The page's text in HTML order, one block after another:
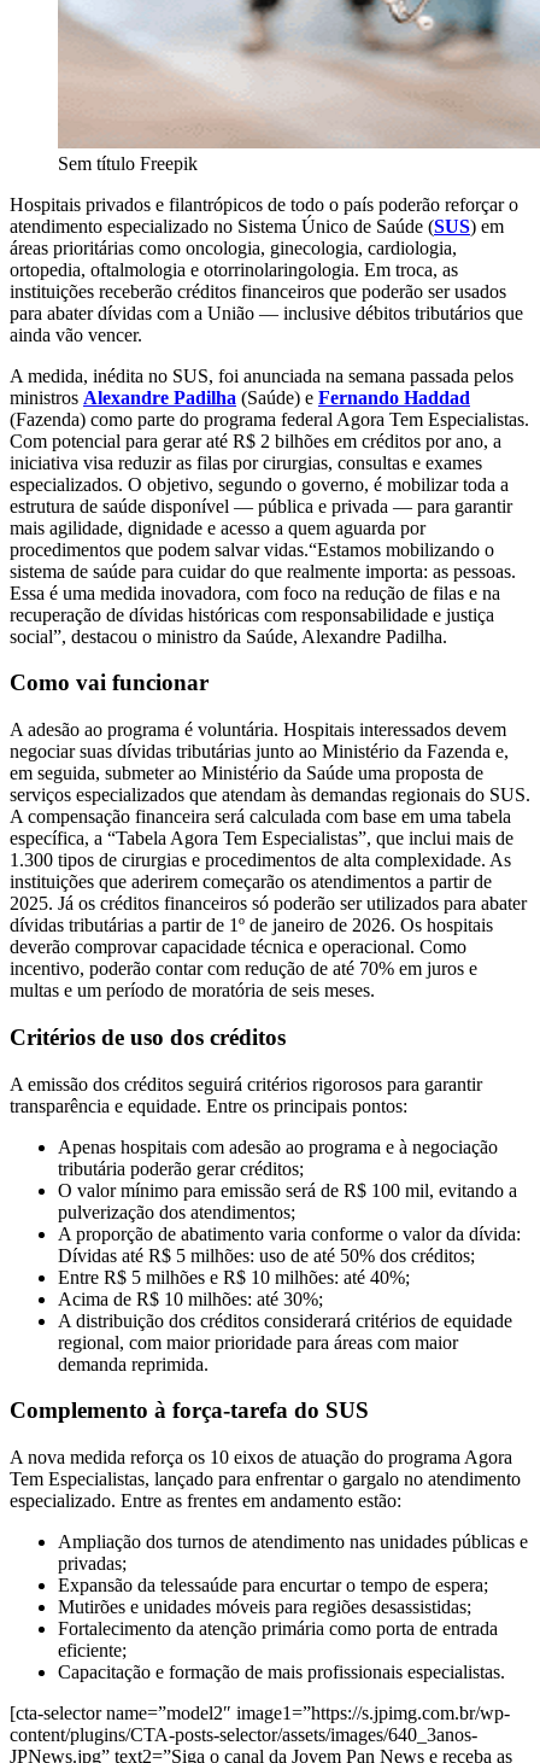
Sem título Freepik
Hospitais privados e filantrópicos de todo o país poderão reforçar o
atendimento especializado no Sistema Único de Saúde (SUS) em
áreas prioritárias como oncologia, ginecologia, cardiologia,
ortopedia, oftalmologia e otorrinolaringologia. Em troca, as
instituições receberão créditos financeiros que poderão ser usados
para abater dívidas com a União — inclusive débitos tributários que
ainda vão vencer.
A medida, inédita no SUS, foi anunciada na semana passada pelos
ministros Alexandre Padilha (Saúde) e Fernando Haddad
(Fazenda) como parte do programa federal Agora Tem Especialistas.
Com potencial para gerar até R$ 2 bilhões em créditos por ano, a
iniciativa visa reduzir as filas por cirurgias, consultas e exames
especializados. O objetivo, segundo o governo, é mobilizar toda a
estrutura de saúde disponível — pública e privada — para garantir
mais agilidade, dignidade e acesso a quem aguarda por
procedimentos que podem salvar vidas.“Estamos mobilizando o
sistema de saúde para cuidar do que realmente importa: as pessoas.
Essa é uma medida inovadora, com foco na redução de filas e na
recuperação de dívidas históricas com responsabilidade e justiça
social”, destacou o ministro da Saúde, Alexandre Padilha.
Como vai funcionar
A adesão ao programa é voluntária. Hospitais interessados devem
negociar suas dívidas tributárias junto ao Ministério da Fazenda e,
em seguida, submeter ao Ministério da Saúde uma proposta de
serviços especializados que atendam às demandas regionais do SUS.
A compensação financeira será calculada com base em uma tabela
específica, a “Tabela Agora Tem Especialistas”, que inclui mais de
1.300 tipos de cirurgias e procedimentos de alta complexidade. As
instituições que aderirem começarão os atendimentos a partir de
2025. Já os créditos financeiros só poderão ser utilizados para abater
dívidas tributárias a partir de 1º de janeiro de 2026. Os hospitais
deverão comprovar capacidade técnica e operacional. Como
incentivo, poderão contar com redução de até 70% em juros e
multas e um período de moratória de seis meses.
Critérios de uso dos créditos
A emissão dos créditos seguirá critérios rigorosos para garantir
transparência e equidade. Entre os principais pontos:
Apenas hospitais com adesão ao programa e à negociação
tributária poderão gerar créditos;
O valor mínimo para emissão será de R$ 100 mil, evitando a
pulverização dos atendimentos;
A proporção de abatimento varia conforme o valor da dívida:
Dívidas até R$ 5 milhões: uso de até 50% dos créditos;
Entre R$ 5 milhões e R$ 10 milhões: até 40%;
Acima de R$ 10 milhões: até 30%;
A distribuição dos créditos considerará critérios de equidade
regional, com maior prioridade para áreas com maior
demanda reprimida.
Complemento à força-tarefa do SUS
A nova medida reforça os 10 eixos de atuação do programa Agora
Tem Especialistas, lançado para enfrentar o gargalo no atendimento
especializado. Entre as frentes em andamento estão:
Ampliação dos turnos de atendimento nas unidades públicas e
privadas;
Expansão da telessaúde para encurtar o tempo de espera;
Mutirões e unidades móveis para regiões desassistidas;
Fortalecimento da atenção primária como porta de entrada
eficiente;
Capacitação e formação de mais profissionais especialistas.
[cta-selector name=”model2″ image1=”https://s.jpimg.com.br/wp-
content/plugins/CTA-posts-selector/assets/images/640_3anos-
JPNews.jpg” text2=”Siga o canal da Jovem Pan News e receba as